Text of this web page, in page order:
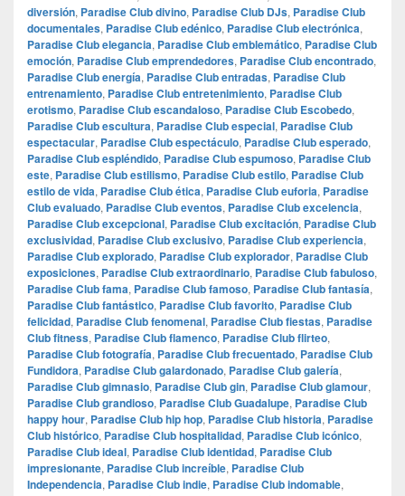
diversión, Paradise Club divino, Paradise Club DJs, Paradise Club
documentales, Paradise Club edénico, Paradise Club electrónica,
Paradise Club elegancia, Paradise Club emblemático, Paradise Club
emoción, Paradise Club emprendedores, Paradise Club encontrado,
Paradise Club energía, Paradise Club entradas, Paradise Club
entrenamiento, Paradise Club entretenimiento, Paradise Club
erotismo, Paradise Club escandaloso, Paradise Club Escobedo,
Paradise Club escultura, Paradise Club especial, Paradise Club
espectacular, Paradise Club espectáculo, Paradise Club esperado,
Paradise Club espléndido, Paradise Club espumoso, Paradise Club
este, Paradise Club estilismo, Paradise Club estilo, Paradise Club
estilo de vida, Paradise Club ética, Paradise Club euforia, Paradise
Club evaluado, Paradise Club eventos, Paradise Club excelencia,
Paradise Club excepcional, Paradise Club excitación, Paradise Club
exclusividad, Paradise Club exclusivo, Paradise Club experiencia,
Paradise Club explorado, Paradise Club explorador, Paradise Club
exposiciones, Paradise Club extraordinario, Paradise Club fabuloso,
Paradise Club fama, Paradise Club famoso, Paradise Club fantasía,
Paradise Club fantástico, Paradise Club favorito, Paradise Club
felicidad, Paradise Club fenomenal, Paradise Club fiestas, Paradise
Club fitness, Paradise Club flamenco, Paradise Club flirteo,
Paradise Club fotografía, Paradise Club frecuentado, Paradise Club
Fundidora, Paradise Club galardonado, Paradise Club galería,
Paradise Club gimnasio, Paradise Club gin, Paradise Club glamour,
Paradise Club grandioso, Paradise Club Guadalupe, Paradise Club
happy hour, Paradise Club hip hop, Paradise Club historia, Paradise
Club histórico, Paradise Club hospitalidad, Paradise Club icónico,
Paradise Club ideal, Paradise Club identidad, Paradise Club
impresionante, Paradise Club increíble, Paradise Club
Independencia, Paradise Club indie, Paradise Club indomable,